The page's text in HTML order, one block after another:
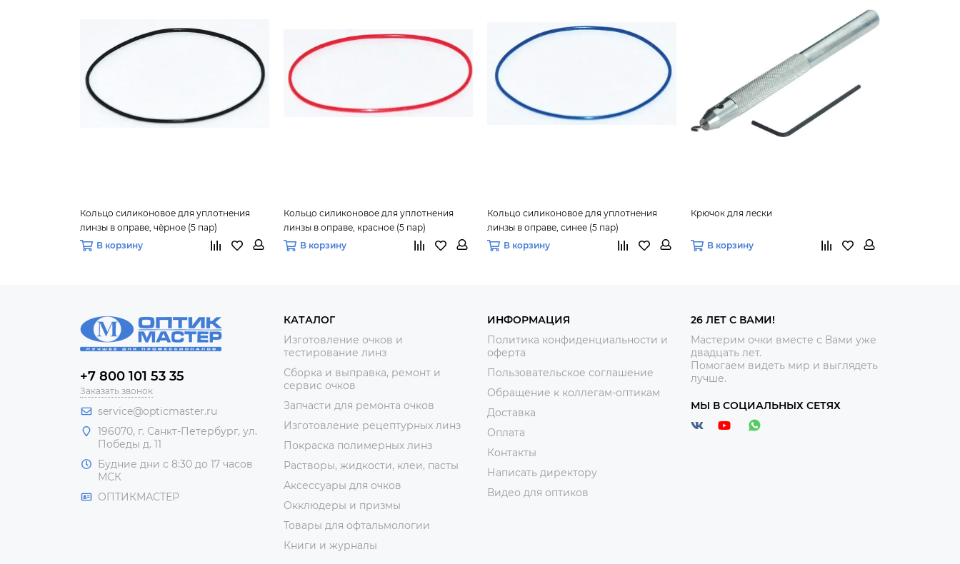
Кольцо силиконовое для уплотнения
линзы в оправе, чёрное (5 пар)
В корзину
Кольцо силиконовое для уплотнения
линзы в оправе, красное (5 пар)
В корзину
Кольцо силиконовое для уплотнения
линзы в оправе, синее (5 пар)
В корзину
Крючок для лески
В корзину
+7 800 101 53 35
Заказать звонок
service@opticmaster.ru
196070, г. Санкт-Петербург, ул.
Победы д. 11
Будние дни с 8:30 до 17 часов
МСК
ОПТИКМАСТЕР
КАТАЛОГ
Изготовление очков и
тестирование линз
Сборка и выправка, ремонт и
сервис очков
Запчасти для ремонта очков
Изготовление рецептурных линз
Покраска полимерных линз
Растворы, жидкости, клеи, пасты
Аксессуары для очков
Окклюдеры и призмы
Товары для офтальмологии
Книги и журналы
ИНФОРМАЦИЯ
Политика конфиденциальности и
оферта
Пользовательское соглашение
Обращение к коллегам-оптикам
Доставка
Оплата
Контакты
Написать директору
Видео для оптиков
26 ЛЕТ С ВАМИ!
Мастерим очки вместе с Вами уже
двадцать лет.
Помогаем видеть мир и выглядеть
лучше.
МЫ В СОЦИАЛЬНЫХ СЕТЯХ